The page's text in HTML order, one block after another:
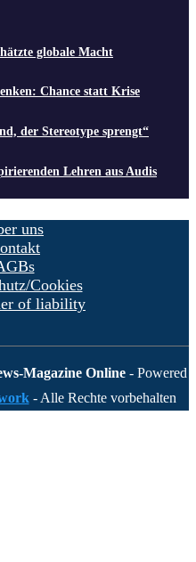
globale Macht
Chance statt Krise
der Stereotype sprengt“
Lehren aus Audis
uns
Cookies
of liability
Magazine Online - Powered
- Alle Rechte vorbehalten